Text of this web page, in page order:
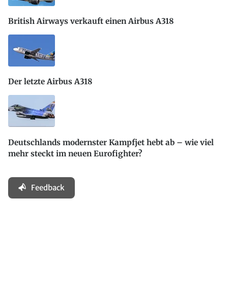
British Airways verkauft einen Airbus A318
Der letzte Airbus A318
Deutschlands modernster Kampfjet hebt ab – wie viel
mehr steckt im neuen Eurofighter?
Feedback